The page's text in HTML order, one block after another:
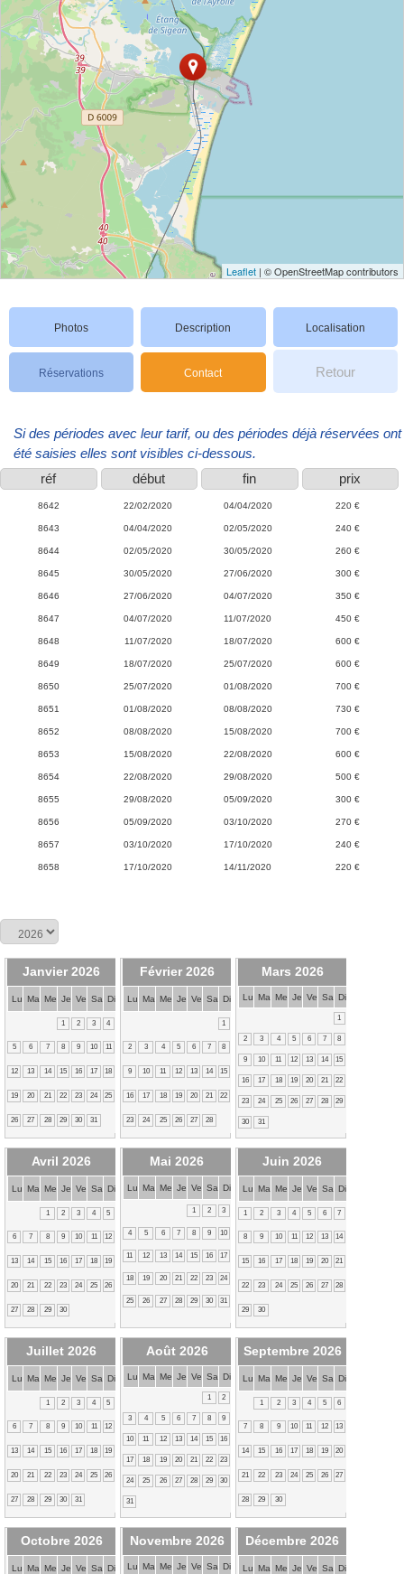
Leaflet | © OpenStreetMap contributors
Photos Description Localisation
Réservations Contact Retour
Si des périodes avec leur tarif, ou des périodes déjà réservées ont
été saisies elles sont visibles ci-dessous.
réf
début fin prix
8642 22/02/2020 04/04/2020 220 €
8643 04/04/2020 02/05/2020 240 €
8644 02/05/2020 30/05/2020 260 €
8645 30/05/2020 27/06/2020 300 €
8646 27/06/2020 04/07/2020 350 €
8647 04/07/2020 11/07/2020 450 €
8648 11/07/2020 18/07/2020 600 €
8649 18/07/2020 25/07/2020 600 €
8650 25/07/2020 01/08/2020 700 €
8651 01/08/2020 08/08/2020 730 €
8652 08/08/2020 15/08/2020 700 €
8653 15/08/2020 22/08/2020 600 €
8654 22/08/2020 29/08/2020 500 €
8655 29/08/2020 05/09/2020 300 €
8656 05/09/2020 03/10/2020 270 €
8657 03/10/2020 17/10/2020 240 €
8658 17/10/2020 14/11/2020 220 €
Janvier 2026
Lu Ma Me Je Ve Sa Di
1 2 3 4
5 6 7 8 9 10 11
12 13 14 15 16 17 18
19 20 21 22 23 24 25
26 27 28 29 30 31
Février 2026
Lu Ma Me Je Ve Sa Di
1
2 3 4 5 6 7 8
9 10 11 12 13 14 15
16 17 18 19 20 21 22
23 24 25 26 27 28
Mars 2026
Lu Ma Me Je Ve Sa Di
1
2 3 4 5 6 7 8
9 10 11 12 13 14 15
16 17 18 19 20 21 22
23 24 25 26 27 28 29
30 31
Avril 2026
Lu Ma Me Je Ve Sa Di
1 2 3 4 5
6 7 8 9 10 11 12
13 14 15 16 17 18 19
20 21 22 23 24 25 26
27 28 29 30
Mai 2026
Lu Ma Me Je Ve Sa Di
1 2 3
4 5 6 7 8 9 10
11 12 13 14 15 16 17
18 19 20 21 22 23 24
25 26 27 28 29 30 31
Juin 2026
Lu Ma Me Je Ve Sa Di
1 2 3 4 5 6 7
8 9 10 11 12 13 14
15 16 17 18 19 20 21
22 23 24 25 26 27 28
29 30
Juillet 2026
Lu Ma Me Je Ve Sa Di
1 2 3 4 5
6 7 8 9 10 11 12
13 14 15 16 17 18 19
20 21 22 23 24 25 26
27 28 29 30 31
Août 2026
Lu Ma Me Je Ve Sa Di
1 2
3 4 5 6 7 8 9
10 11 12 13 14 15 16
17 18 19 20 21 22 23
24 25 26 27 28 29 30
31
Septembre 2026
Lu Ma Me Je Ve Sa Di
1 2 3 4 5 6
7 8 9 10 11 12 13
14 15 16 17 18 19 20
21 22 23 24 25 26 27
28 29 30
Octobre 2026
Lu Ma Me Je Ve Sa Di
Novembre 2026
Lu Ma Me Je Ve Sa Di
Décembre 2026
Lu Ma Me Je Ve Sa Di